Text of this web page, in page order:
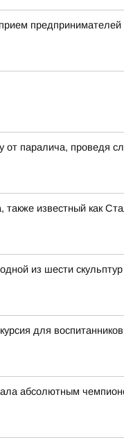
предпринимателей
от паралича, проведя
известный как
из шести
для
абсолютным